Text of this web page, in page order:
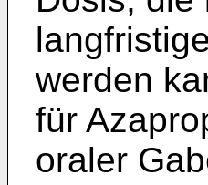
werden
für
oraler